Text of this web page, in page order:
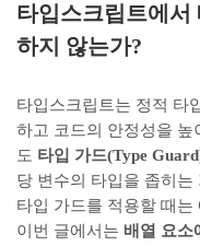
타입스크립트에서
하지 않는가?
타입스크립트는 정적 타
하고 코드의 안정성을 높
도 타입 가드(Type
당 변수의 타입을 좁히
타입 가드를 적용할 때
이번 글에서는 배열 요소